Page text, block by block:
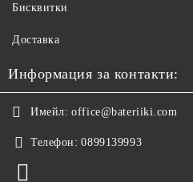
Бисквитки
Доставка
Информация за контакти:
Имейл: office@bateriiki.com
Телефон: 0899139993